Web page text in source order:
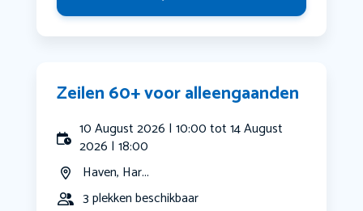
Zeilen 60+ voor alleengaanden
10 August 2026 | 10:00 tot 14 August
2026 | 18:00
Haven, Har...
3 plekken beschikbaar